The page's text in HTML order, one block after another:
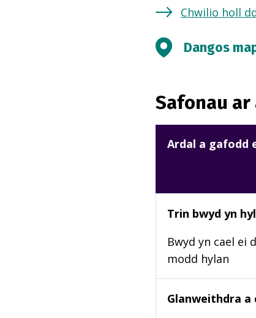
Chwilio holl
Dangos
Safonau
Ardal a gafodd
Trin bwyd yn
Bwyd yn cael ei
modd hylan
Glanweithdra